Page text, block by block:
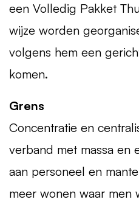
een Volledig Pakket
wijze worden
volgens hem een
komen.
Grens
Concentratie en
verband met massa en
aan personeel en
meer wonen waar men